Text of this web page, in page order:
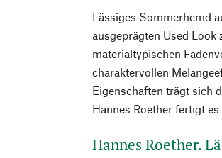
Lässiges Sommerhemd
ausgeprägten Used Look
materialtypischen
charaktervollen
Eigenschaften trägt sich
Hannes Roether fertigt
Hannes Roether.